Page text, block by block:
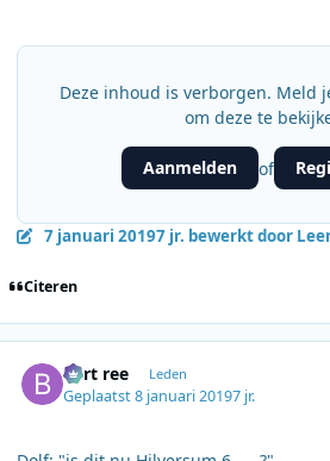
Deze inhoud is verborgen. Meld
om deze te
Aanmelden of
7 januari 20197 jr. bewerkt door
Citeren
bert ree Leden
Geplaatst8 januari 20197 jr.